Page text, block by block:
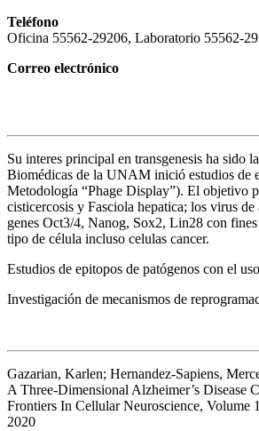
Teléfono
Oficina 55562-29206, Laboratorio 55562-
Correo electrónico
Su interes principal en transgenesis ha sido
Biomédicas de la UNAM inició estudios de
Metodología “Phage Display”). El objetivo
cisticercosis y Fasciola hepatica; los virus
genes Oct3/4, Nanog, Sox2, Lin28 con
tipo de célula incluso celulas cancer.
Estudios de epitopos de patógenos con el
Investigación de mecanismos de
Gazarian, Karlen; Hernandez-Sapiens,
A Three-Dimensional Alzheimer’s
Frontiers In Cellular Neuroscience, Volume
2020